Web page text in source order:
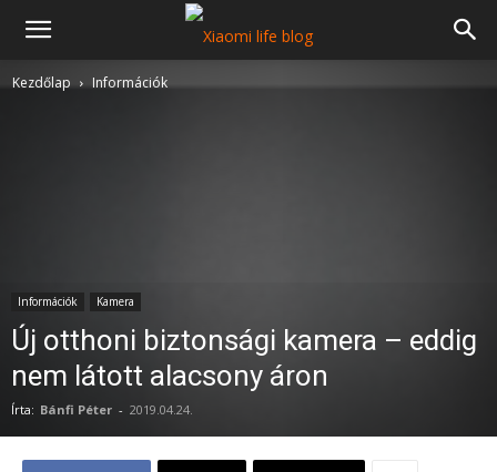
Kezdőlap Információk
Információk Kamera
Új otthoni biztonsági kamera – eddig
nem látott alacsony áron
Írta: Bánfi Péter - 2019.04.24.